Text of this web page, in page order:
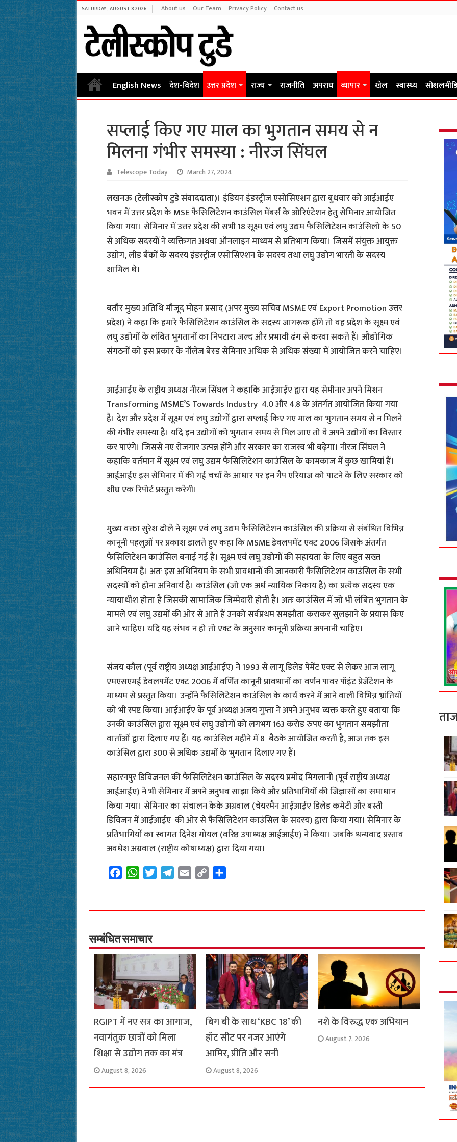
SATURDAY , AUGUST 8 2026 About us Our Team Privacy Policy Contact us
English News देश-विदेश उत्तर प्रदेश राज्य राजनीति अपराध व्यापार खेल स्वास्थ्य
सप्लाई किए गए माल का भुगतान समय से न
मिलना गंभीर समस्या : नीरज सिंघल
Telescope Today March 27, 2024
लखनऊ (टेलीस्कोप टुडे संवाददाता)। इंडियन इंडस्ट्रीज एसोसिएशन द्वारा बुधवार को आईआईए
भवन में उत्तर प्रदेश के MSE फैसिलिटेशन काउंसिल मेंबर्स के ओरिएंटेशन हेतु सेमिनार आयोजित
किया गया। सेमिनार में उत्तर प्रदेश की सभी 18 सूक्ष्म एवं लघु उद्यम फैसिलिटेशन काउंसिलो के 50
से अधिक सदस्यों ने व्यक्तिगत अथवा ऑनलाइन माध्यम से प्रतिभाग किया। जिसमें संयुक्त आयुक्त
उद्योग, लीड बैंकों के सदस्य इंडस्ट्रीज एसोसिएशन के सदस्य तथा लघु उद्योग भारती के सदस्य
शामिल थे।
बतौर मुख्य अतिथि मौजूद मोहन प्रसाद (अपर मुख्य सचिव MSME एवं Export Promotion उत्तर
प्रदेश) ने कहा कि हमारे फैसिलिटेशन काउंसिल के सदस्य जागरूक होंगे तो वह प्रदेश के सूक्ष्म एवं
लघु उद्योगों के लंबित भुगतानों का निपटारा जल्द और प्रभावी ढंग से करवा सकते हैं। औद्योगिक
संगठनों को इस प्रकार के नॉलेज बेस्ड सेमिनार अधिक से अधिक संख्या में आयोजित करने चाहिए।
आईआईए के राष्ट्रीय अध्यक्ष नीरज सिंघल ने कहाकि आईआईए द्वारा यह सेमीनार अपने मिशन
Transforming MSME’S Towards Industry 4.0 और 4.8 के अंतर्गत आयोजित किया गया
है। देश और प्रदेश में सूक्ष्म एवं लघु उद्योगों द्वारा सप्लाई किए गए माल का भुगतान समय से न मिलने
की गंभीर समस्या है। यदि इन उद्योगों को भुगतान समय से मिल जाए तो वे अपने उद्योगों का विस्तार
कर पाएंगे। जिससे नए रोजगार उत्पन्न होंगे और सरकार का राजस्व भी बढ़ेगा। नीरज सिंघल ने
कहाकि वर्तमान में सूक्ष्म एवं लघु उद्यम फैसिलिटेशन काउंसिल के कामकाज में कुछ खामियां हैं।
आईआईए इस सेमिनार में की गई चर्चा के आधार पर इन गैप एरियाज को पाटने के लिए सरकार को
शीघ्र एक रिपोर्ट प्रस्तुत करेगी।
मुख्य वक्ता सुरेश ढोले ने सूक्ष्म एवं लघु उद्यम फैसिलिटेशन काउंसिल की प्रक्रिया से संबंधित विभिन्न
कानूनी पहलुओं पर प्रकाश डालते हुए कहा कि MSME डेवलपमेंट एक्ट 2006 जिसके अंतर्गत
फैसिलिटेशन काउंसिल बनाई गई है। सूक्ष्म एवं लघु उद्योगों की सहायता के लिए बहुत सख्त
अधिनियम है। अतः इस अधिनियम के सभी प्रावधानों की जानकारी फैसिलिटेशन काउंसिल के सभी
सदस्यों को होना अनिवार्य है। काउंसिल (जो एक अर्ध न्यायिक निकाय है) का प्रत्येक सदस्य एक
न्यायाधीश होता है जिसकी सामाजिक जिम्मेदारी होती है। अतः काउंसिल में जो भी लंबित भुगतान के
मामले एवं लघु उद्यमों की ओर से आते हैं उनको सर्वप्रथम समझौता कराकर सुलझाने के प्रयास किए
जाने चाहिए। यदि यह संभव न हो तो एक्ट के अनुसार कानूनी प्रक्रिया अपनानी चाहिए।
संजय कौल (पूर्व राष्ट्रीय अध्यक्ष आईआईए) ने 1993 से लागू डिलेड पेमेंट एक्ट से लेकर आज लागू
एमएसएमई डेवलपमेंट एक्ट 2006 में वर्णित कानूनी प्रावधानों का वर्णन पावर पॉइंट प्रेजेंटेशन के
माध्यम से प्रस्तुत किया। उन्होंने फैसिलिटेशन काउंसिल के कार्य करने में आने वाली विभिन्न भ्रांतियों
को भी स्पष्ट किया। आईआईए के पूर्व अध्यक्ष अजय गुप्ता ने अपने अनुभव व्यक्त करते हुए बताया कि
उनकी काउंसिल द्वारा सूक्ष्म एवं लघु उद्योगों को लगभग 163 करोड रुपए का भुगतान समझौता
वार्ताओं द्वारा दिलाए गए हैं। यह काउंसिल महीने में 8 बैठके आयोजित करती है, आज तक इस
काउंसिल द्वारा 300 से अधिक उद्यमों के भुगतान दिलाए गए हैं।
सहारनपुर डिविजनल की फैसिलिटेशन काउंसिल के सदस्य प्रमोद मिगलानी (पूर्व राष्ट्रीय अध्यक्ष
आईआईए) ने भी सेमिनार में अपने अनुभव साझा किये और प्रतिभागियों की जिज्ञासों का समाधान
किया गया। सेमिनार का संचालन केके अग्रवाल (चेयरमैन आईआईए डिलेड कमेटी और बस्ती
डिविजन में आईआईए की ओर से फैसिलिटेशन काउंसिल के सदस्य) द्वारा किया गया। सेमिनार के
प्रतिभागियों का स्वागत दिनेश गोयल (वरिष्ठ उपाध्यक्ष आईआईए) ने किया। जबकि धन्यवाद प्रस्ताव
अवधेश अग्रवाल (राष्ट्रीय कोषाध्यक्ष) द्वारा दिया गया।
e
o
o
k
W
t
A
p
p
t
r
e
a
m
i
y
n
k
r
सम्बंधित समाचार
RGIPT में नए सत्र का आगाज,
नवागंतुक छात्रों को मिला
शिक्षा से उद्योग तक का मंत्र
August 8, 2026
बिग बी के साथ ‘KBC 18’ की
हॉट सीट पर नजर आएंगे
आमिर, प्रीति और सनी
August 8, 2026
नशे के विरुद्ध एक अभियान
August 7, 2026